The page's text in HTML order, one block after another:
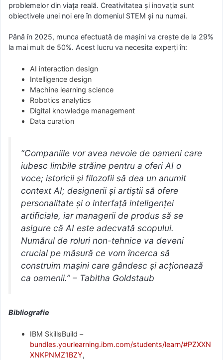
problemelor din viața reală. Creativitatea și inovația sunt
obiectivele unei noi ere în domeniul STEM și nu numai.
Până în 2025, munca efectuată de mașini va crește de la 29%
la mai mult de 50%. Acest lucru va necesita experți în:
AI interaction design
Intelligence design
Machine learning science
Robotics analytics
Digital knowledge management
Data curation
“Companiile vor avea nevoie de oameni care
iubesc limbile străine pentru a oferi AI o
voce; istoricii și filozofii să dea un anumit
context AI; designerii și artiștii să ofere
personalitate și o interfață inteligenței
artificiale, iar managerii de produs să se
asigure că AI este adecvată scopului.
Numărul de roluri non-tehnice va deveni
crucial pe măsură ce vom încerca să
construim mașini care gândesc și acționează
ca oamenii.” – Tabitha Goldstaub
Bibliografie
IBM SkillsBuild –
bundles.yourlearning.ibm.com/students/learn/#PZXXN
XNKPNMZ1BZY,